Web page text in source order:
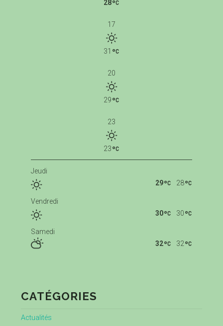
28
17
31
20
29
23
23
Jeudi
28
29
Vendredi
30
30
Samedi
32
32
CATÉGORIES
Actualités